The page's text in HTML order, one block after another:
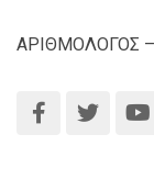
ΑΡΙΘΜΟΛΟΓΟΣ